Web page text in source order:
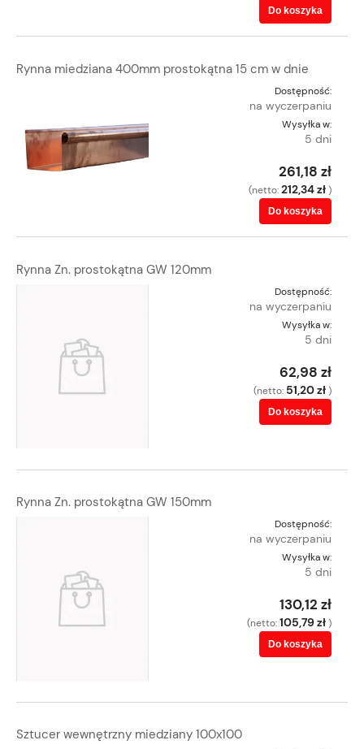
Do koszyka
Rynna miedziana 400mm prostokątna 15 cm w dnie
Dostępność:
na wyczerpaniu
Wysyłka w:
5 dni
261,18 zł
(netto:212,34 zł )
Do koszyka
Rynna Zn. prostokątna GW 120mm
Dostępność:
na wyczerpaniu
Wysyłka w:
5 dni
62,98 zł
(netto: 51,20 zł )
Do koszyka
Rynna Zn. prostokątna GW 150mm
Dostępność:
na wyczerpaniu
Wysyłka w:
5 dni
130,12 zł
(netto:105,79 zł )
Do koszyka
Sztucer wewnętrzny miedziany 100x100